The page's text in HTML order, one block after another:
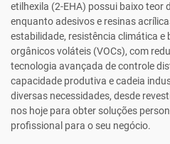
etilhexila (2-EHA) possui baixo teor
enquanto adesivos e resinas
estabilidade, resistência climática
orgânicos voláteis (VOCs), com
tecnologia avançada de controle
capacidade produtiva e cadeia
diversas necessidades, desde
nos hoje para obter soluções
profissional para o seu negócio.